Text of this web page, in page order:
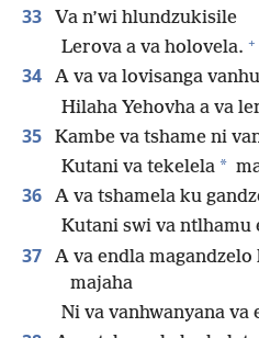
33
Va n’wi hlundzukisile
Lerova a va holovela. +
34 A va va lovisanga
Hilaha Yehovha a va
35 Kambe va tshame ni
Kutani va tekelela *
36 A va tshamela ku
Kutani swi va ntlhamu
37
A va endla magandzelo
majaha
Ni va vanhwanyana va